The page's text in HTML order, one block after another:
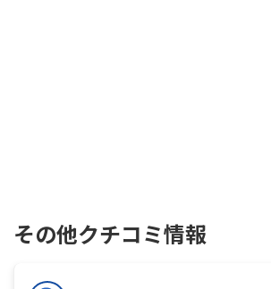
その他クチコミ情報